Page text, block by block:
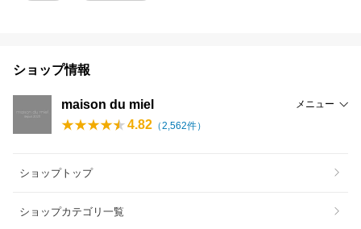
ショップ情報
maison du miel メニュー
4.82 （2,562件）
ショップトップ
ショップカテゴリ一覧